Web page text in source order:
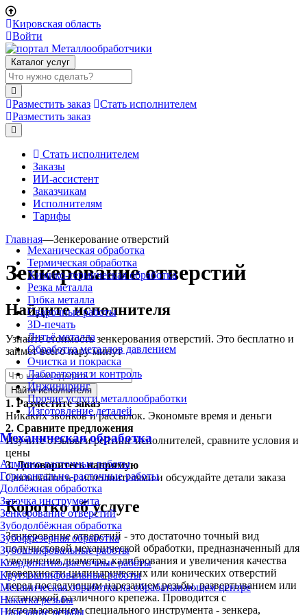
Кировская область
Войти
Каталог услуг
Разместить заказ
Стать исполнителем
Разместить заказ
Стать исполнителем
Заказы
ИИ-ассистент
Заказчикам
Исполнителям
Тарифы
Механическая обработка
Термическая обработка
Химико-термическая обработка
Резка металла
Гибка металла
Сварочные работы
3D-печать
Литьё металла
Обработка металлов давлением
Очистка и покраска
Лаборатория и контроль
Инжиниринг
Прочие услуги металлообработки
Изготовление деталей
Механическая обработка
Алмазно-расточные работы
Горизонтально-расточные работы
Долбёжная обработка
Заточка инструмента
Зенкерование отверстий
Зубодолбёжная обработка
Зубофрезерная обработка
Зубошлифовальные работы
Координатно-расточные работы
Круглошлифовальные работы
Механическая обработка на обрабатывающем центре
Накатка резьбы
Нарезание резьбы
Главная—Зенкерование отверстий
Зенкерование отверстий
Найдите исполнителя
Узнайте стоимость зенкерования отверстий. Это бесплатно и
займет всего пару минут
Найти исполнителя
1. Разместите заказ
Никаких звонков и рассылок. Экономьте время и деньги
2. Сравните предложения
Изучите отзывы и рейтинг исполнителей, сравните условия и
цены
3.Договоритесь напрямую
Связывайтесь с исполнителями и обсуждайте детали заказа
Коротко об услуге
Зенкерование отверстий - это достаточно точный вид
получистовой механической обработки, предназначенный для
увеличения диаметра, калибрования и увеличения качества
поверхности цилиндрических или конических отверстий
перед последующим нарезанием резьбы, развертыванием или
установкой различного крепежа. Проводится с
использованием специального инструмента - зенкера,